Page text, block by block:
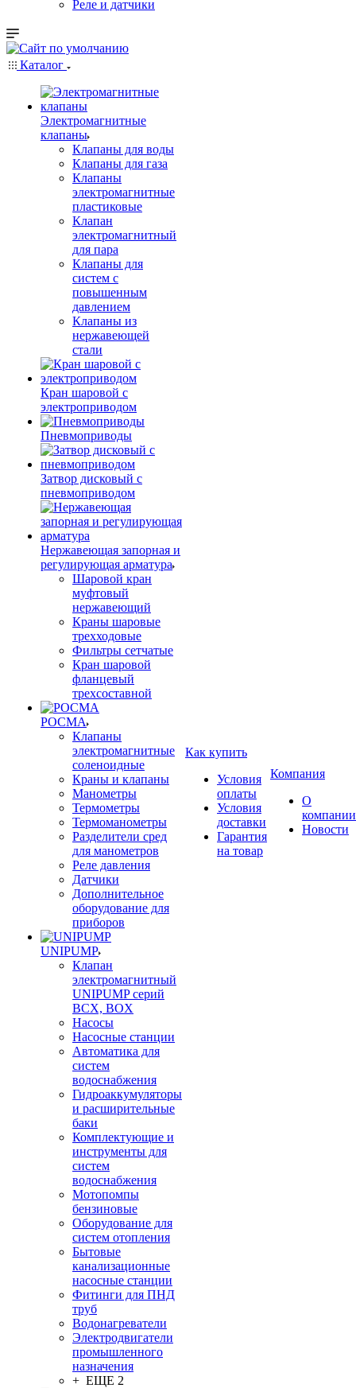
Реле и датчики
Каталог
Электромагнитные
клапаны
Клапаны для воды
Клапаны для газа
Клапаны
электромагнитные
пластиковые
Клапан
электромагнитный
для пара
Клапаны для
систем с
повышенным
давлением
Клапаны из
нержавеющей
стали
Кран шаровой с
электроприводом
Пневмоприводы
Затвор дисковый с
пневмоприводом
Нержавеющая запорная и
регулирующая арматура
Шаровой кран
муфтовый
нержавеющий
Краны шаровые
трехходовые
Фильтры сетчатые
Кран шаровой
фланцевый
трехсоставной
РОСМА
Клапаны
электромагнитные
соленоидные
Краны и клапаны
Манометры
Термометры
Термоманометры
Разделители сред
для манометров
Реле давления
Датчики
Дополнительное
оборудование для
приборов
UNIPUMP
Клапан
электромагнитный
UNIPUMP серий
BCX, BOX
Насосы
Насосные станции
Автоматика для
систем
водоснабжения
Гидроаккумуляторы
и расширительные
баки
Комплектующие и
инструменты для
систем
водоснабжения
Мотопомпы
бензиновые
Оборудование для
систем отопления
Бытовые
канализационные
насосные станции
Фитинги для ПНД
труб
Водонагреватели
Электродвигатели
промышленного
назначения
+ ЕЩЕ 2
Как купить
Условия
оплаты
Условия
доставки
Гарантия
на товар
Компания
О
компании
Новости